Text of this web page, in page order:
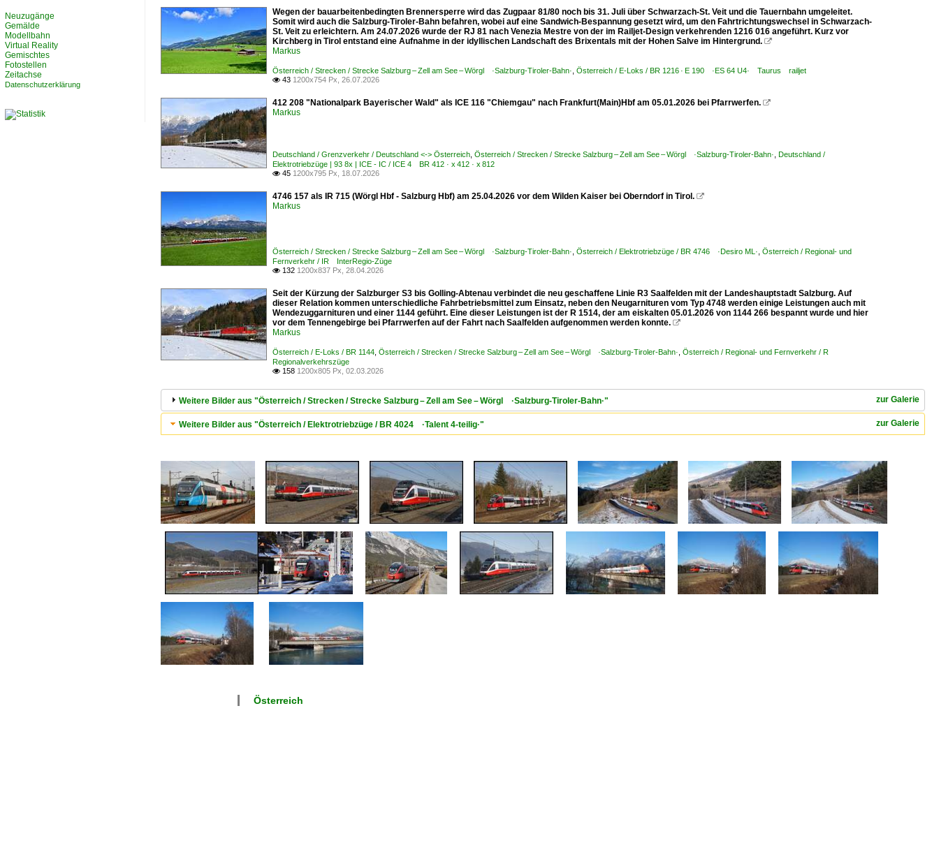
Wegen der bauarbeitenbedingten Brennersperre wird das Zugpaar 81/80 noch bis 31. Juli über Schwarzach-St. Veit und die Tauernbahn umgeleitet.
Somit wird auch die Salzburg-Tiroler-Bahn befahren, wobei auf eine Sandwich-Bespannung gesetzt wird, um den Fahrtrichtungswechsel in Schwarzach-
St. Veit zu erleichtern. Am 24.07.2026 wurde der RJ 81 nach Venezia Mestre von der im Railjet-Design verkehrenden 1216 016 angeführt. Kurz vor
Kirchberg in Tirol entstand eine Aufnahme in der idyllischen Landschaft des Brixentals mit der Hohen Salve im Hintergrund. 
Markus
Österreich / Strecken / Strecke Salzburg – Zell am See – Wörgl ·Salzburg-Tiroler-Bahn· Österreich / E-Loks / BR 1216 · E 190 ·ES 64 U4· Taurus railjet
 43 1200x754 Px, 26.07.2026
412 208 "Nationalpark Bayerischer Wald" als ICE 116 "Chiemgau" nach Frankfurt(Main)Hbf am 05.01.2026 bei Pfarrwerfen. 
Markus
Deutschland / Grenzverkehr / Deutschland <-> Österreich Österreich / Strecken / Strecke Salzburg – Zell am See – Wörgl ·Salzburg-Tiroler-Bahn· Deutschland /
Elektrotriebzüge | 93 8x | ICE - IC / ICE 4 BR 412 · x 412 · x 812
 45 1200x795 Px, 18.07.2026
4746 157 als IR 715 (Wörgl Hbf - Salzburg Hbf) am 25.04.2026 vor dem Wilden Kaiser bei Oberndorf in Tirol. 
Markus
Österreich / Strecken / Strecke Salzburg – Zell am See – Wörgl ·Salzburg-Tiroler-Bahn· Österreich / Elektrotriebzüge / BR 4746 ·Desiro ML· Österreich / Regional- und
Fernverkehr / IR InterRegio-Züge
 132 1200x837 Px, 28.04.2026
Seit der Kürzung der Salzburger S3 bis Golling-Abtenau verbindet die neu geschaffene Linie R3 Saalfelden mit der Landeshauptstadt Salzburg. Auf
dieser Relation kommen unterschiedliche Fahrbetriebsmittel zum Einsatz, neben den Neugarnituren vom Typ 4748 werden einige Leistungen auch mit
Wendezuggarnituren und einer 1144 geführt. Eine dieser Leistungen ist der R 1514, der am eiskalten 05.01.2026 von 1144 266 bespannt wurde und hier
vor dem Tennengebirge bei Pfarrwerfen auf der Fahrt nach Saalfelden aufgenommen werden konnte. 
Markus
Österreich / E-Loks / BR 1144 Österreich / Strecken / Strecke Salzburg – Zell am See – Wörgl ·Salzburg-Tiroler-Bahn· Österreich / Regional- und Fernverkehr / R
Regionalverkehrszüge
 158 1200x805 Px, 02.03.2026
zur Galerie
Weitere Bilder aus "Österreich / Strecken / Strecke Salzburg – Zell am See – Wörgl ·Salzburg-Tiroler-Bahn·"
zur Galerie
Weitere Bilder aus "Österreich / Elektrotriebzüge / BR 4024 ·Talent 4-teilig·"
Österreich
Neuzugänge
Gemälde
Modellbahn
Virtual Reality
Gemischtes
Fotostellen
Zeitachse
Datenschutzerklärung